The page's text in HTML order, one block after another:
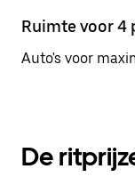
Ruimte voor 4
Auto's voor
De